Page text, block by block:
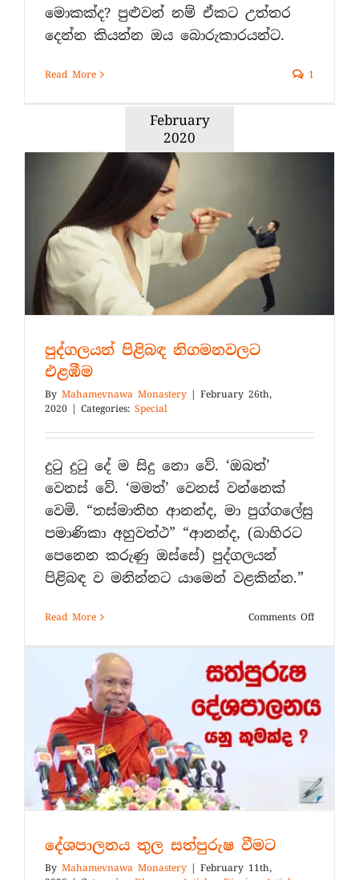
මොකක්ද? පුළුවන් නම් ඒකට උත්තර
දෙන්න කියන්න ඔය බොරුකාරයන්ට.
Read More 1
February
2020
පුද්ගලයන් පිළිබඳ නිගමනවලට
එළඹීම
By Mahamevnawa Monastery | February 26th,
2020 | Categories: Special
දුටු දුටු දේ ම සිදු නො වේ. ‘ඔබත්’
වෙනස් වේ. ‘මමත්’ වෙනස් වන්නෙක්
වෙමි. “තස්මාතිහ ආනන්ද, මා පුග්ගලේසු
පමාණිකා අහුවත්ථ” “ආනන්ද, (බාහිරට
පෙනෙන කරුණු ඔස්සේ) පුද්ගලයන්
පිළිබඳ ව මනින්නට යාමෙන් වළකින්න.”
Read More Comments Offon
පිළිබඳ
දේශපාලනය තුල සත්පුරුෂ වීමට
By Mahamevnawa Monastery | February 11th,